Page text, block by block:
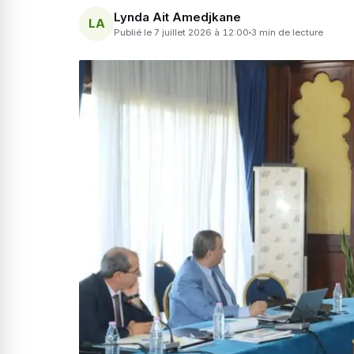
LA Lynda Ait Amedjkane
Publié le 7 juillet 2026 à 12:00 3 min de lecture